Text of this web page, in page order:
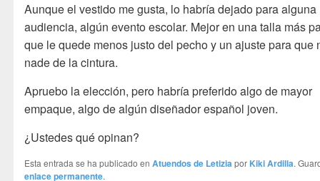
Aunque el vestido me gusta, lo habría dejado para alguna
audiencia, algún evento escolar. Mejor en una talla más
que le quede menos justo del pecho y un ajuste para que
nade de la cintura.
Apruebo la elección, pero habría preferido algo de mayor
empaque, algo de algún diseñador español joven.
¿Ustedes qué opinan?
Esta entrada se ha publicado enAtuendos de Letiziapor Kiki Ardilla.
enlace permanente.